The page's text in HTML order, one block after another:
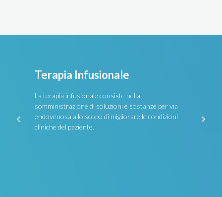
Terapia Infusionale
La terapia infusionale consiste nella
somministrazione di soluzioni e sostanze per via
endovenosa allo scopo di migliorare le condizioni
cliniche del paziente.